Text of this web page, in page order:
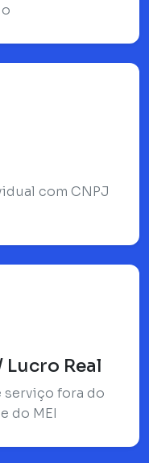
com CNPJ
Real
serviço fora do
do MEI